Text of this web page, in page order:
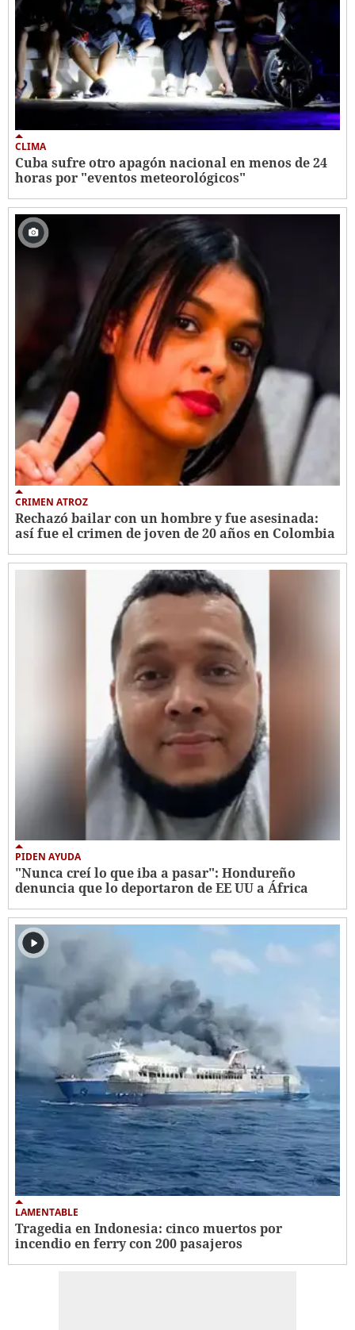
CLIMA
Cuba sufre otro apagón nacional en menos de 24
horas por "eventos meteorológicos"
CRIMEN ATROZ
Rechazó bailar con un hombre y fue asesinada:
así fue el crimen de joven de 20 años en Colombia
PIDEN AYUDA
"Nunca creí lo que iba a pasar": Hondureño
denuncia que lo deportaron de EE UU a África
LAMENTABLE
Tragedia en Indonesia: cinco muertos por
incendio en ferry con 200 pasajeros